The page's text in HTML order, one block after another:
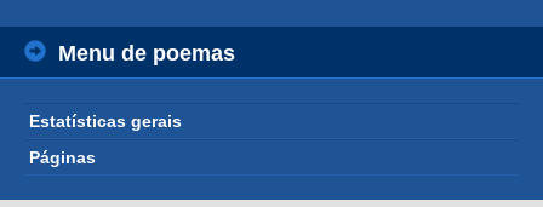
Menu de poemas
Estatísticas gerais
Páginas